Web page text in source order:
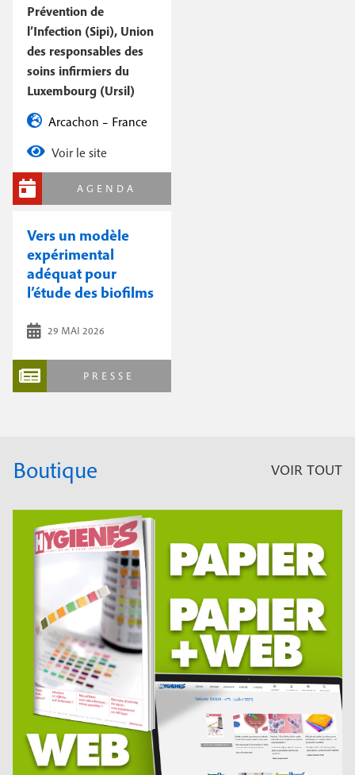
Prévention de
l’Infection (Sipi), Union
des responsables des
soins infirmiers du
Luxembourg (Ursil)
Arcachon – France
Voir le site
AGENDA
Vers un modèle
expérimental
adéquat pour
l’étude des biofilms
29 MAI 2026
PRESSE
Boutique VOIR TOUT